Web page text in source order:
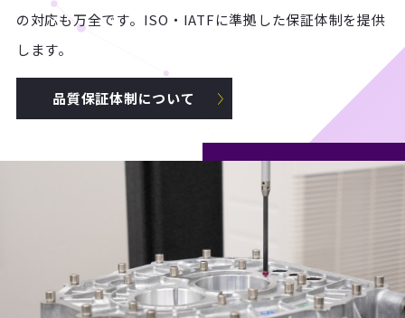
の対応も万全です。ISO・IATFに準拠した保証体制を提供
します。
品質保証体制について